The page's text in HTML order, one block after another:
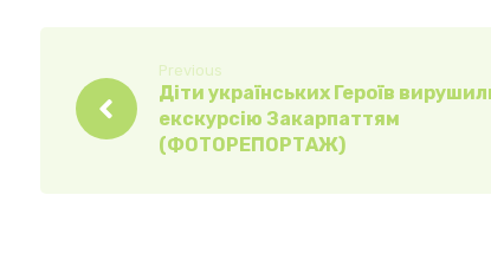
Previous
Діти українських Героїв
екскурсію Закарпаттям
(ФОТОРЕПОРТАЖ)